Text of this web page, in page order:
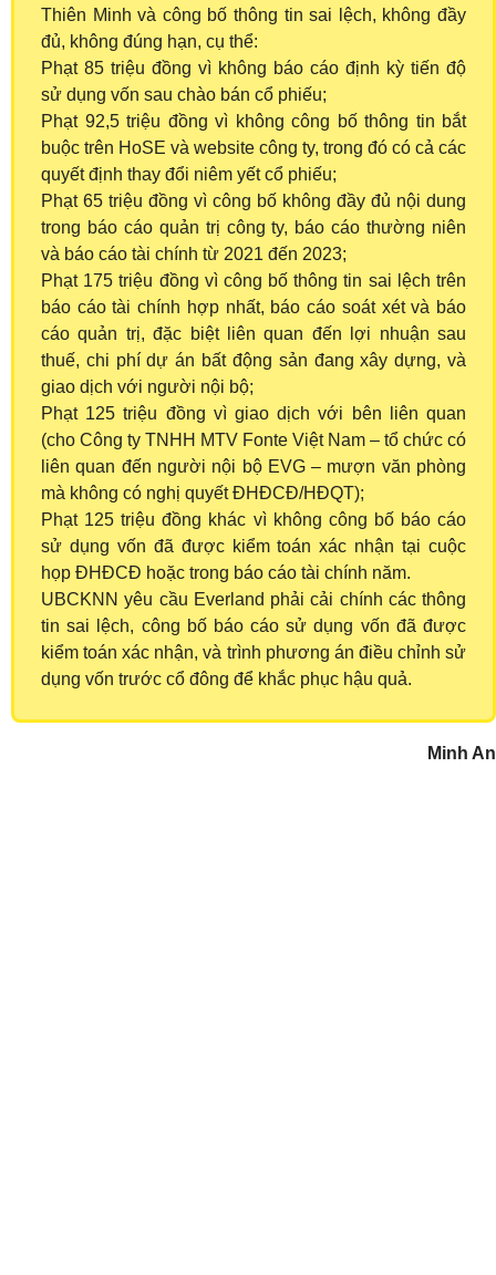
Thiên Minh và công bố thông tin sai lệch, không đầy
đủ, không đúng hạn, cụ thể:
Phạt 85 triệu đồng vì không báo cáo định kỳ tiến độ
sử dụng vốn sau chào bán cổ phiếu;
Phạt 92,5 triệu đồng vì không công bố thông tin bắt
buộc trên HoSE và website công ty, trong đó có cả các
quyết định thay đổi niêm yết cổ phiếu;
Phạt 65 triệu đồng vì công bố không đầy đủ nội dung
trong báo cáo quản trị công ty, báo cáo thường niên
và báo cáo tài chính từ 2021 đến 2023;
Phạt 175 triệu đồng vì công bố thông tin sai lệch trên
báo cáo tài chính hợp nhất, báo cáo soát xét và báo
cáo quản trị, đặc biệt liên quan đến lợi nhuận sau
thuế, chi phí dự án bất động sản đang xây dựng, và
giao dịch với người nội bộ;
Phạt 125 triệu đồng vì giao dịch với bên liên quan
(cho Công ty TNHH MTV Fonte Việt Nam – tổ chức có
liên quan đến người nội bộ EVG – mượn văn phòng
mà không có nghị quyết ĐHĐCĐ/HĐQT);
Phạt 125 triệu đồng khác vì không công bố báo cáo
sử dụng vốn đã được kiểm toán xác nhận tại cuộc
họp ĐHĐCĐ hoặc trong báo cáo tài chính năm.
UBCKNN yêu cầu Everland phải cải chính các thông
tin sai lệch, công bố báo cáo sử dụng vốn đã được
kiểm toán xác nhận, và trình phương án điều chỉnh sử
dụng vốn trước cổ đông để khắc phục hậu quả.
Minh An